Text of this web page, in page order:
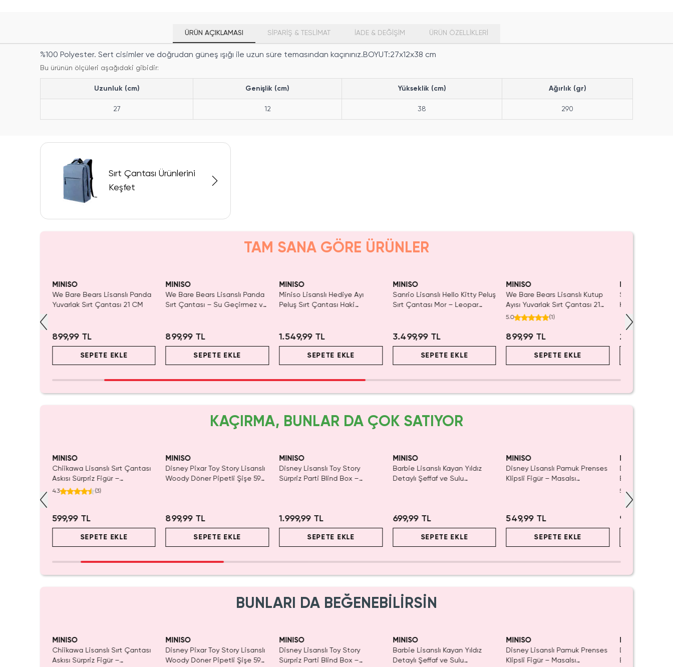
ÜRÜN AÇIKLAMASI SİPARİŞ & TESLİMAT İADE & DEĞİŞİM ÜRÜN ÖZELLIKLERI
%100 Polyester. Sert cisimler ve doğrudan güneş ışığı ile uzun süre temasından kaçınınız.BOYUT:27x12x38 cm
Bu ürünün ölçüleri aşağıdaki gibidir:
Uzunluk (cm) Genişlik (cm) Yükseklik (cm) Ağırlık (gr)
27 12 38 290
Sırt Çantası Ürünlerini
Keşfet
TAM SANA GÖRE ÜRÜNLER
MINISO
We Bare Bears Lisanslı Panda
Yuvarlak Sırt Çantası 21 CM
899,99 TL
SEPETE EKLE
MINISO
We Bare Bears Lisanslı Panda
Sırt Çantası – Su Geçirmez ve
899,99 TL
SEPETE EKLE
MINISO
Miniso Lisanslı Hediye Ayı
Peluş Sırt Çantası Haki
1.549,99 TL
SEPETE EKLE
MINISO
Sanrio Lisanslı Hello Kitty Peluş
Sırt Çantası Mor – Leopar
3.499,99 TL
SEPETE EKLE
MINISO
We Bare Bears Lisanslı Kutup
Ayısı Yuvarlak Sırt Çantası 21
CM
5.0 (1)
899,99 TL
SEPETE EKLE
Sanrio Lisanslı
Küçük Sırt
– 29 Cm
2.699,99 TL
KAÇIRMA, BUNLAR DA ÇOK SATIYOR
MINISO
Chiikawa Lisanslı Sırt Çantası
Askısı Sürpriz Figür –
Koleksiyonluk Blind Box
4.3 (3)
599,99 TL
SEPETE EKLE
MINISO
Disney Pixar Toy Story Lisanslı
Woody Döner Pipetli Şişe 590
899,99 TL
SEPETE EKLE
MINISO
Disney Lisanslı Toy Story
Sürpriz Parti Blind Box –
1.999,99 TL
SEPETE EKLE
MINISO
Barbie Lisanslı Kayan Yıldız
Detaylı Şeffaf ve Sulu
699,99 TL
SEPETE EKLE
MINISO
Disney Lisanslı Pamuk Prenses
Klipsli Figür – Masalsı
549,99 TL
SEPETE EKLE
Disney Lisanslı
Blind Box –
Eğlenceli
5.0
999,99 TL
BUNLARI DA BEĞENEBİLİRSİN
MINISO
Chiikawa Lisanslı Sırt Çantası
Askısı Sürpriz Figür –
MINISO
Disney Pixar Toy Story Lisanslı
Woody Döner Pipetli Şişe 590
MINISO
Disney Lisanslı Toy Story
Sürpriz Parti Blind Box –
MINISO
Barbie Lisanslı Kayan Yıldız
Detaylı Şeffaf ve Sulu
MINISO
Disney Lisanslı Pamuk Prenses
Klipsli Figür – Masalsı
Disney Lisanslı
Blind Box –